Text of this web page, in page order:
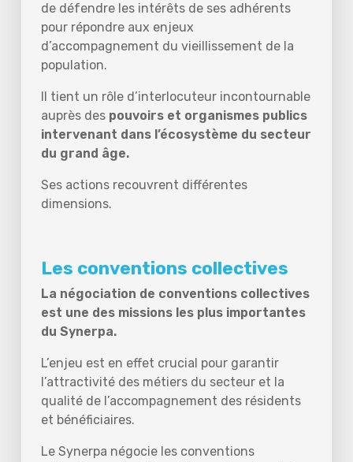
de défendre les intérêts de ses adhérents
pour répondre aux enjeux
d’accompagnement du vieillissement de la
population.
Il tient un rôle d’interlocuteur incontournable
auprès des pouvoirs et organismes publics
intervenant dans l’écosystème du secteur
du grand âge.
Ses actions recouvrent différentes
dimensions.
Les conventions collectives
La négociation de conventions collectives
est une des missions les plus importantes
du Synerpa.
L’enjeu est en effet crucial pour garantir
l’attractivité des métiers du secteur et la
qualité de l’accompagnement des résidents
et bénéficiaires.
Le Synerpa négocie les conventions